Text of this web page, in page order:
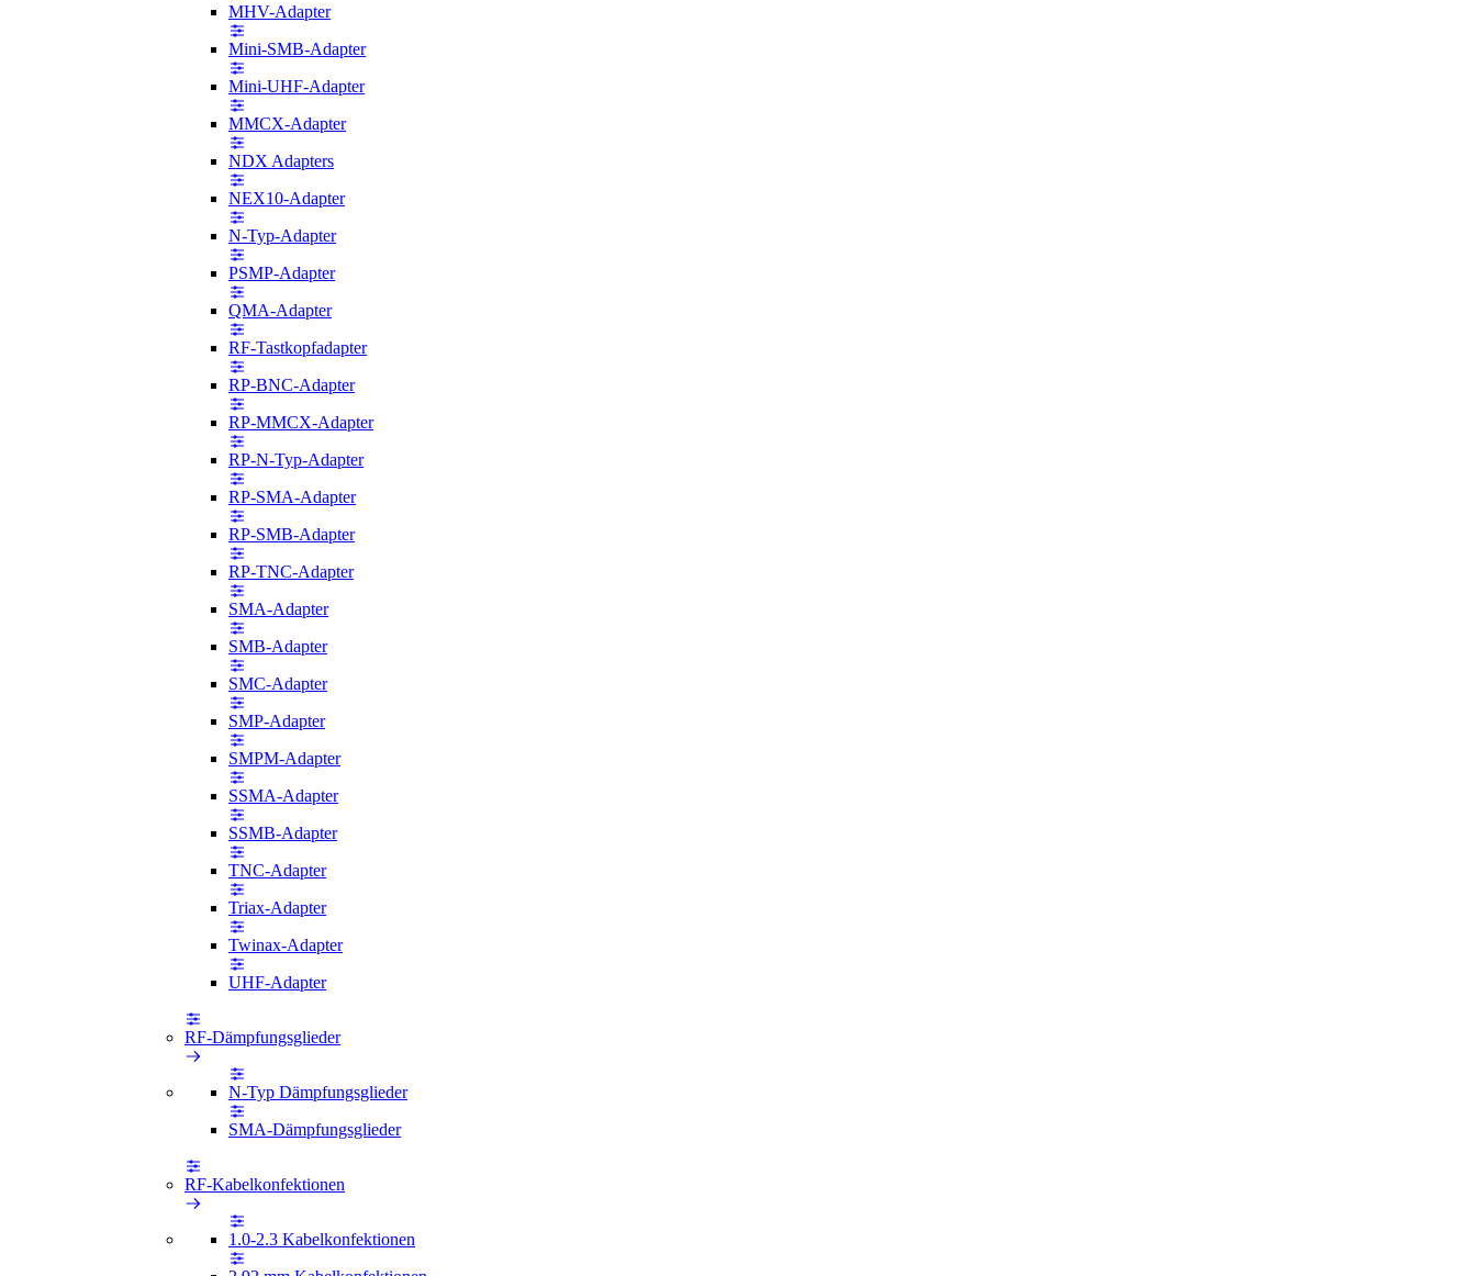
MHV-Adapter
Mini-SMB-Adapter
Mini-UHF-Adapter
MMCX-Adapter
NDX Adapters
NEX10-Adapter
N-Typ-Adapter
PSMP-Adapter
QMA-Adapter
RF-Tastkopfadapter
RP-BNC-Adapter
RP-MMCX-Adapter
RP-N-Typ-Adapter
RP-SMA-Adapter
RP-SMB-Adapter
RP-TNC-Adapter
SMA-Adapter
SMB-Adapter
SMC-Adapter
SMP-Adapter
SMPM-Adapter
SSMA-Adapter
SSMB-Adapter
TNC-Adapter
Triax-Adapter
Twinax-Adapter
UHF-Adapter
RF-Dämpfungsglieder
N-Typ Dämpfungsglieder
SMA-Dämpfungsglieder
RF-Kabelkonfektionen
1.0-2.3 Kabelkonfektionen